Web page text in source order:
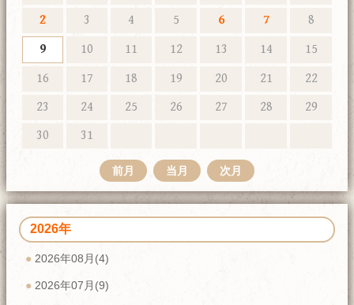
2
3 4 5 6 7
8
9
10 11 12 13 14
15
16
17 18 19 20 21
22
23
24 25 26 27 28
29
30
31
前月 当月 次月
2026年
2026年08月(4)
2026年07月(9)